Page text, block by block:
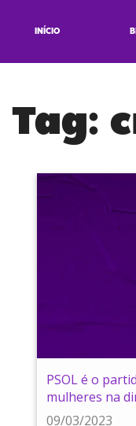
INÍCIO
Tag:
PSOL é o
mulheres na
09/03/2023